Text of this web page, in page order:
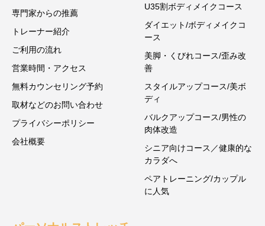
専門家からの推薦
トレーナー紹介
ご利用の流れ
営業時間・アクセス
無料カウンセリング予約
取材などのお問い合わせ
プライバシーポリシー
会社概要
U35割ボディメイクコース
ダイエット/ボディメイクコ
ース
美脚・くびれコース/歪み改
善
スタイルアップコース/美ボ
ディ
バルクアップコース/男性の
肉体改造
シニア向けコース／健康的な
カラダへ
ペアトレーニング/カップル
に人気